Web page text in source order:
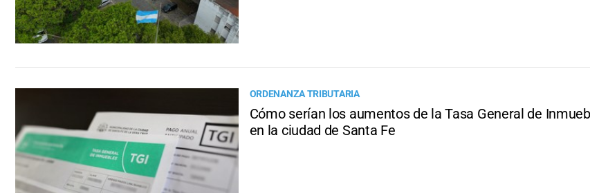
ORDENANZA TRIBUTARIA
Cómo serían los aumentos de la Tasa General de
en la ciudad de Santa Fe